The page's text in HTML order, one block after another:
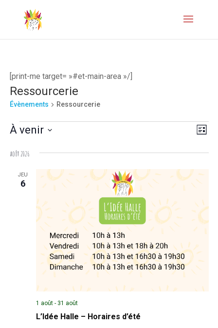
[print-me target= »#et-main-area »/]
Ressourcerie
Évènements Ressourcerie
Évènements
vues
Liste
À venir
une
date.
août 2026
JEU
6
L’Idée Halle – Horaires d’été
1 août- 31 août